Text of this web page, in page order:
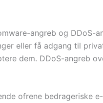
angreb og DDoS-
eller få adgang til
dem. DDoS-angreb
ofrene bedrageriske